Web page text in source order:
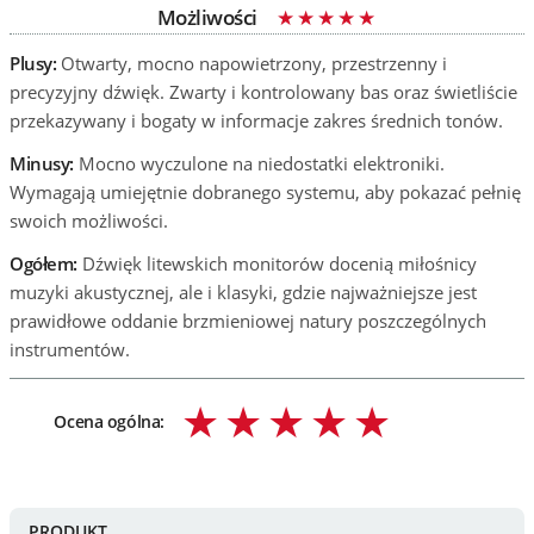
Możliwości
Plusy: Otwarty, mocno napowietrzony, przestrzenny i
precyzyjny dźwięk. Zwarty i kontrolowany bas oraz świetliście
przekazywany i bogaty w informacje zakres średnich tonów.
Minusy: Mocno wyczulone na niedostatki elektroniki.
Wymagają umiejętnie dobranego systemu, aby pokazać pełnię
swoich możliwości.
Ogółem: Dźwięk litewskich monitorów docenią miłośnicy
muzyki akustycznej, ale i klasyki, gdzie najważniejsze jest
prawidłowe oddanie brzmieniowej natury poszczególnych
instrumentów.
Ocena ogólna: